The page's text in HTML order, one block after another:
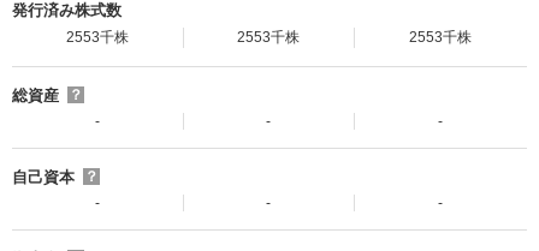
発行済み株式数
2553千株 2553千株 2553千株
総資産
？
-
- -
自己資本
？
-
- -